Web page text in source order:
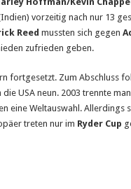
vorzeitig nach nur 13
Reed mussten sich gegen
zufrieden geben.
fortgesetzt. Zum Abschluss
USA neun. 2003 trennte
eine Weltauswahl. Allerdings
treten nur im Ryder Cup